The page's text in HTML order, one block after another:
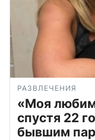
РАЗВЛЕЧЕНИЯ
«Моя
спустя 22
бывшим